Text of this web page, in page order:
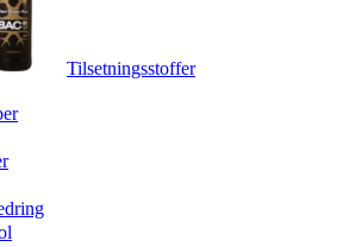
Tilsetningsstoffer